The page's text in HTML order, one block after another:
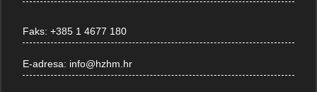
Faks:+385 1 4677 180
E-adresa: info@hzhm.hr